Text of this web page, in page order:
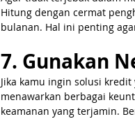
Hitung dengan cermat
bulanan. Hal ini penting
7. Gunakan
Jika kamu ingin solusi
menawarkan berbagai
keamanan yang terjamin.